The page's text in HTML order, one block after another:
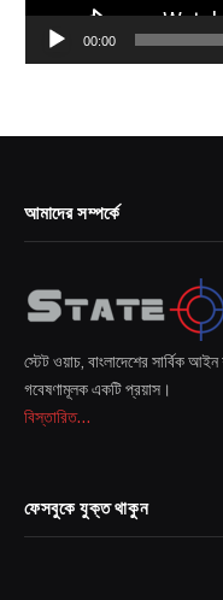
00:00
আমাদের সম্পর্কে
স্টেট ওয়াচ, বাংলাদেশের সার্বিক
গবেষণামূলক একটি প্রয়াস।
বিস্তারিত...
ফেসবুকে যুক্ত থাকুন